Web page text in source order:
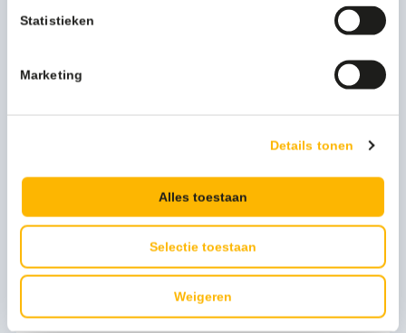
Statistieken
Marketing
Details tonen
Alles toestaan
Selectie toestaan
Weigeren
Brabantia Afvalemmer Sort & Go 25L lichtgrijs - VB 214400
36,63(44,32 Incl. btw)